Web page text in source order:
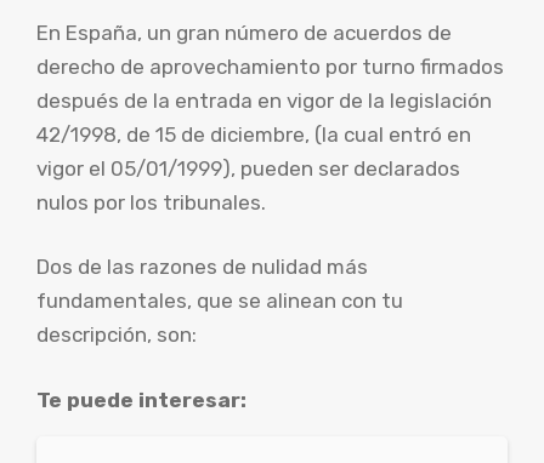
En España, un gran número de acuerdos de
derecho de aprovechamiento por turno firmados
después de la entrada en vigor de la legislación
42/1998, de 15 de diciembre, (la cual entró en
vigor el 05/01/1999), pueden ser declarados
nulos por los tribunales.
Dos de las razones de nulidad más
fundamentales, que se alinean con tu
descripción, son:
Te puede interesar: